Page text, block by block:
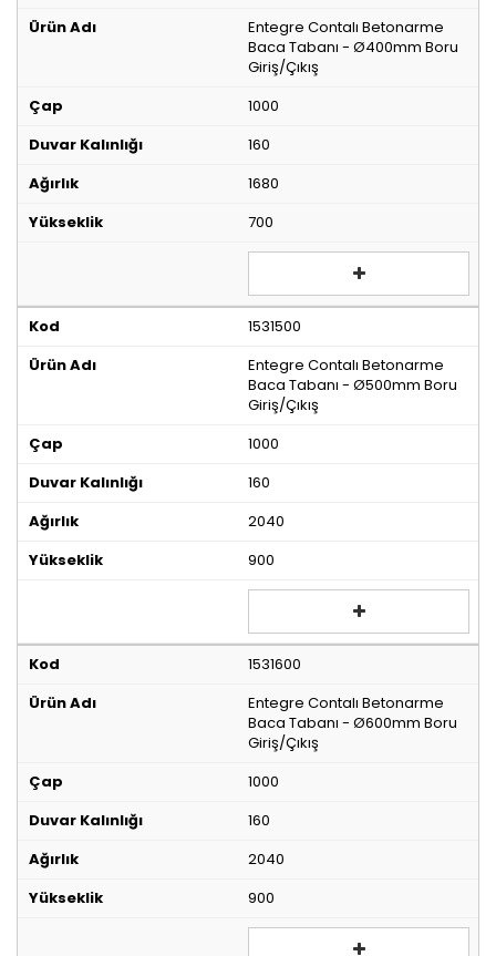
Entegre Contalı Betonarme
Baca Tabanı - Ø400mm Boru
Giriş/Çıkış
1000
160
1680
700
1531500
Entegre Contalı Betonarme
Baca Tabanı - Ø500mm Boru
Giriş/Çıkış
1000
160
2040
900
1531600
Entegre Contalı Betonarme
Baca Tabanı - Ø600mm Boru
Giriş/Çıkış
1000
160
2040
900